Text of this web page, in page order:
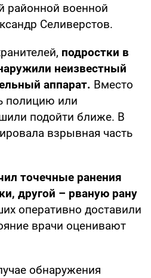
районной военной
Селиверстов.
подростки в
неизвестный
аппарат. Вместо
полицию или
подойти ближе. В
взрывная часть
точечные ранения
другой – рваную рану
оперативно доставили
врачи оценивают
обнаружения